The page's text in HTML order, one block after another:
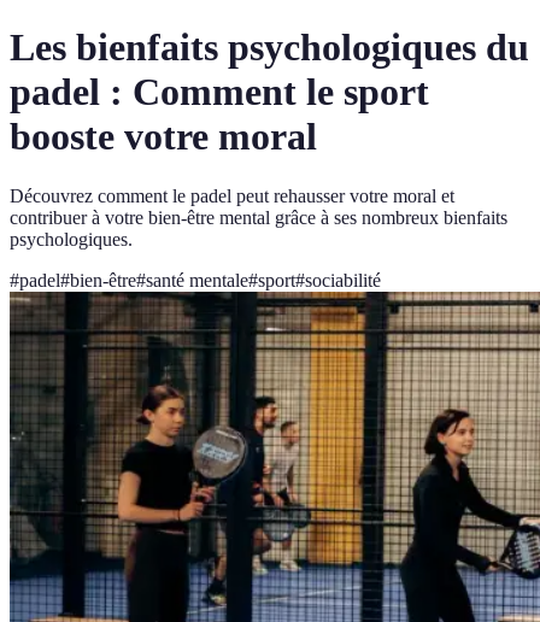
Les bienfaits psychologiques du
padel : Comment le sport
booste votre moral
Découvrez comment le padel peut rehausser votre moral et
contribuer à votre bien-être mental grâce à ses nombreux bienfaits
psychologiques.
#padel#bien-être#santé mentale#sport#sociabilité